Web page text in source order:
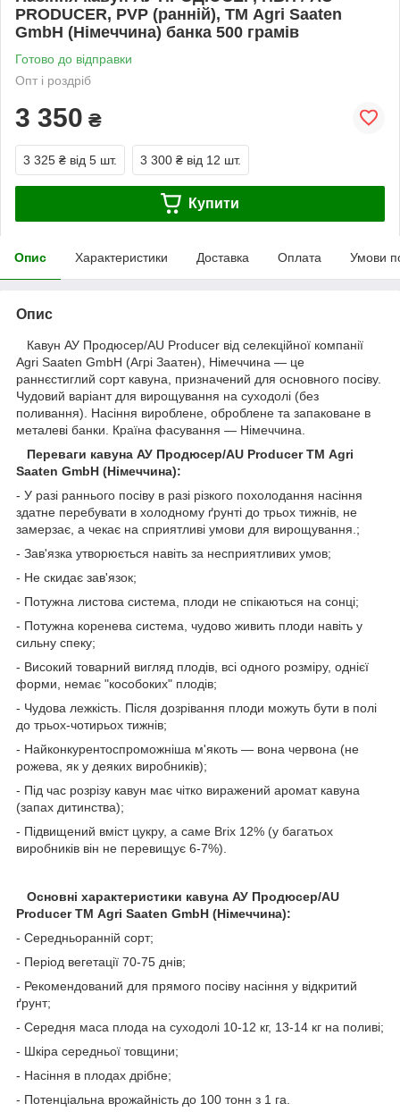
PRODUCER, PVP (ранній), ТМ Agri Saaten
GmbH (Німеччина) банка 500 грамів
Готово до відправки
Опт і роздріб
3 350 ₴
3 325 ₴ від 5 шт. 3 300 ₴ від 12 шт.
Купити
Опис Характеристики Доставка Оплата Умови
Опис
Кавун АУ Продюсер/AU Producer від селекційної компанії
Agri Saaten GmbH (Агрі Заатен), Німеччина — це
раннєстиглий сорт кавуна, призначений для основного посіву.
Чудовий варіант для вирощування на суходолі (без
поливання). Насіння вироблене, оброблене та запаковане в
металеві банки. Країна фасування — Німеччина.
Переваги кавуна АУ Продюсер/AU Producer ТМ Agri
Saaten GmbH (Німеччина):
- У разі раннього посіву в разі різкого похолодання насіння
здатне перебувати в холодному ґрунті до трьох тижнів, не
замерзає, а чекає на сприятливі умови для вирощування.;
- Зав'язка утворюється навіть за несприятливих умов;
- Не скидає зав'язок;
- Потужна листова система, плоди не спікаються на сонці;
- Потужна коренева система, чудово живить плоди навіть у
сильну спеку;
- Високий товарний вигляд плодів, всі одного розміру, однієї
форми, немає "кособоких" плодів;
- Чудова лежкість. Після дозрівання плоди можуть бути в полі
до трьох-чотирьох тижнів;
- Найконкурентоспроможніша м'якоть — вона червона (не
рожева, як у деяких виробників);
- Під час розрізу кавун має чітко виражений аромат кавуна
(запах дитинства);
- Підвищений вміст цукру, а саме Brix 12% (у багатьох
виробників він не перевищує 6-7%).
Основні характеристики кавуна АУ Продюсер/AU
Producer ТМ Agri Saaten GmbH (Німеччина):
- Середньоранній сорт;
- Період вегетації 70-75 днів;
- Рекомендований для прямого посіву насіння у відкритий
ґрунт;
- Середня маса плода на суходолі 10-12 кг, 13-14 кг на поливі;
- Шкіра середньої товщини;
- Насіння в плодах дрібне;
- Потенціальна врожайність до 100 тонн з 1 га.